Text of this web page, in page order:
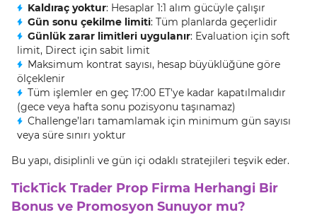
Kaldıraç yoktur: Hesaplar 1:1 alım gücüyle çalışır
Gün sonu çekilme limiti: Tüm planlarda geçerlidir
Günlük zarar limitleri uygulanır: Evaluation için soft
limit, Direct için sabit limit
Maksimum kontrat sayısı, hesap büyüklüğüne göre
ölçeklenir
Tüm işlemler en geç 17:00 ET'ye kadar kapatılmalıdır
(gece veya hafta sonu pozisyonu taşınamaz)
Challenge’ları tamamlamak için minimum gün sayısı
veya süre sınırı yoktur
Bu yapı, disiplinli ve gün içi odaklı stratejileri teşvik eder.
TickTick Trader Prop Firma Herhangi Bir
Bonus ve Promosyon Sunuyor mu?